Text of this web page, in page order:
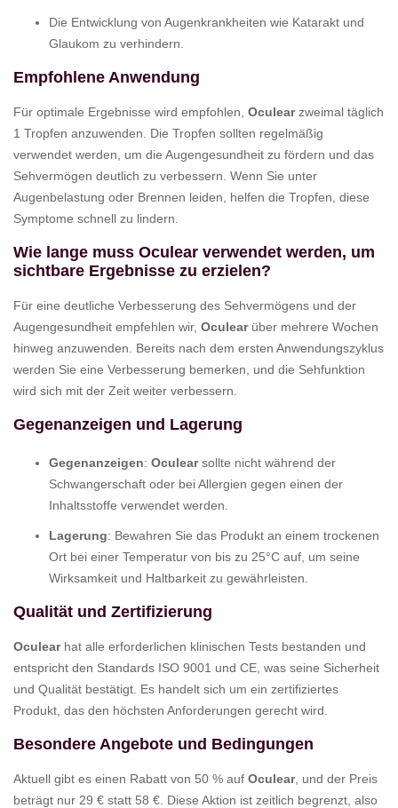
Die Entwicklung von Augenkrankheiten wie Katarakt und
Glaukom zu verhindern.
Empfohlene Anwendung
Für optimale Ergebnisse wird empfohlen, Oculearzweimal täglich
1 Tropfen anzuwenden. Die Tropfen sollten regelmäßig
verwendet werden, um die Augengesundheit zu fördern und das
Sehvermögen deutlich zu verbessern. Wenn Sie unter
Augenbelastung oder Brennen leiden, helfen die Tropfen, diese
Symptome schnell zu lindern.
Wie lange muss Oculear verwendet werden, um
sichtbare Ergebnisse zu erzielen?
Für eine deutliche Verbesserung des Sehvermögens und der
Augengesundheit empfehlen wir, Oculearüber mehrere Wochen
hinweg anzuwenden. Bereits nach dem ersten Anwendungszyklus
werden Sie eine Verbesserung bemerken, und die Sehfunktion
wird sich mit der Zeit weiter verbessern.
Gegenanzeigen und Lagerung
Gegenanzeigen: Oculearsollte nicht während der
Schwangerschaft oder bei Allergien gegen einen der
Inhaltsstoffe verwendet werden.
Lagerung: Bewahren Sie das Produkt an einem trockenen
Ort bei einer Temperatur von bis zu 25°C auf, um seine
Wirksamkeit und Haltbarkeit zu gewährleisten.
Qualität und Zertifizierung
Oculearhat alle erforderlichen klinischen Tests bestanden und
entspricht den Standards ISO 9001 und CE, was seine Sicherheit
und Qualität bestätigt. Es handelt sich um ein zertifiziertes
Produkt, das den höchsten Anforderungen gerecht wird.
Besondere Angebote und Bedingungen
Aktuell gibt es einen Rabatt von 50 % auf Oculear, und der Preis
beträgt nur 29 € statt 58 €. Diese Aktion ist zeitlich begrenzt, also